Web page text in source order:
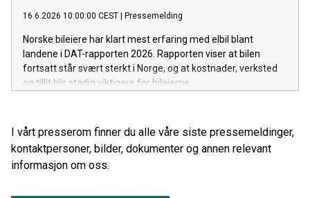
16.6.2026 10:00:00 CEST | Pressemelding
Norske bileiere har klart mest erfaring med elbil blant
landene i DAT-rapporten 2026. Rapporten viser at bilen
fortsatt står svært sterkt i Norge, og at kostnader, verksted
og tillit blir stadig viktigere for bileierne.
I vårt presserom finner du alle våre siste pressemeldinger,
kontaktpersoner, bilder, dokumenter og annen relevant
informasjon om oss.